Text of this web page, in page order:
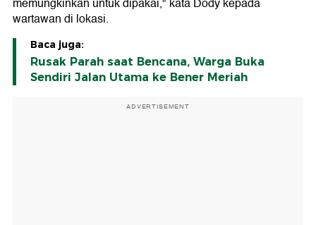
memungkinkan untuk dipakai," kata Dody kepada
wartawan di lokasi.
Baca juga:
Rusak Parah saat Bencana, Warga Buka
Sendiri Jalan Utama ke Bener Meriah
ADVERTISEMENT